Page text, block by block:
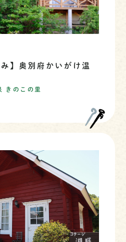
】奥別府かいがけ温
きのこの里